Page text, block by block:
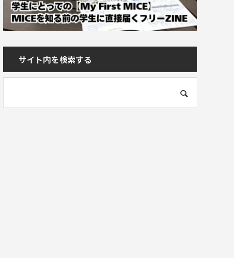
サイト内を検索する